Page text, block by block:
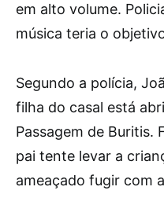
em alto volume.
música teria o
Segundo a polícia,
filha do casal está
Passagem de Buritis.
pai tente levar a
ameaçado fugir com